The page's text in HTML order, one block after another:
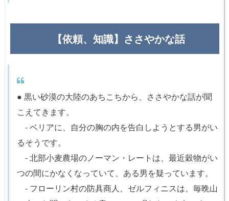
【依頼、知識】ささやかな話
● 黒い砂漠の大陸のあちこちから、ささやかな話が聞
こえてきます。
- ベリアに、自分の胸の内を告白しようとする男がい
るそうです。
- 北部小麦農場のノーマン・レートは、最近穀物がい
つの間にかなくなっていて、ある男を疑っています。
- フローリン村の防具商人、ゼルフィニスは、毎晩山